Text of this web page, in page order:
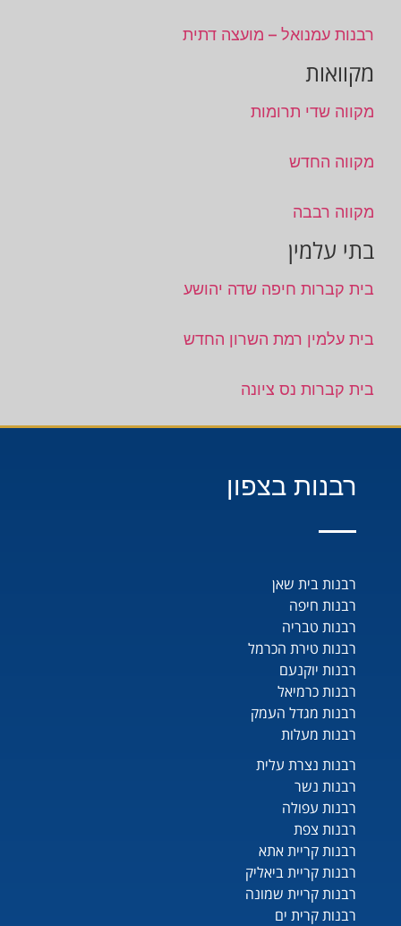
רבנות עמנואל – מועצה דתית
מקוואות
מקווה שדי תרומות
מקווה החדש
מקווה רבבה
בתי עלמין
בית קברות חיפה שדה יהושע
בית עלמין רמת השרון החדש
בית קברות נס ציונה
רבנות בצפון
רבנות בית שאן
רבנות חיפה
רבנות טבריה
רבנות טירת הכרמל
רבנות יוקנעם
רבנות כרמיאל
רבנות מגדל העמק
רבנות מעלות
רבנות נצרת עלית
רבנות נשר
רבנות עפולה
רבנות צפת
רבנות קריית אתא
רבנות קריית ביאליק
רבנות קריית שמונה
רבנות קרית ים